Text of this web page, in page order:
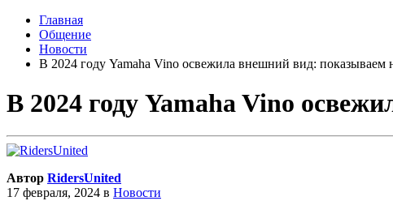
Главная
Общение
Новости
В 2024 году Yamaha Vino освежила внешний вид: показываем
В 2024 году Yamaha Vino
Автор RidersUnited
17 февраля, 2024 в Новости